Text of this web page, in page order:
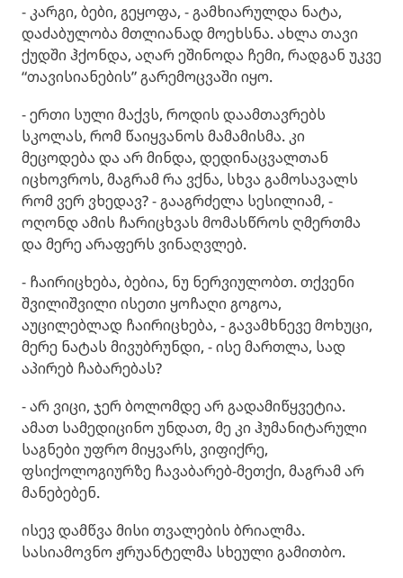
- კარგი, ბები, გეყოფა, - გამხიარულდა ნატა,
დაძაბულობა მთლიანად მოეხსნა. ახლა თავი
ქუდში ჰქონდა, აღარ ეშინოდა ჩემი, რადგან უკვე
“თავისიანების” გარემოცვაში იყო.
- ერთი სული მაქვს, როდის დაამთავრებს
სკოლას, რომ წაიყვანოს მამამისმა. კი
მეცოდება და არ მინდა, დედინაცვალთან
იცხოვროს, მაგრამ რა ვქნა, სხვა გამოსავალს
რომ ვერ ვხედავ? - გააგრძელა სესილიამ, -
ოღონდ ამის ჩარიცხვას მომასწროს ღმერთმა
და მერე არაფერს ვინაღვლებ.
- ჩაირიცხება, ბებია, ნუ ნერვიულობთ. თქვენი
შვილიშვილი ისეთი ყოჩაღი გოგოა,
აუცილებლად ჩაირიცხება, - გავამხნევე მოხუცი,
მერე ნატას მივუბრუნდი, - ისე მართლა, სად
აპირებ ჩაბარებას?
- არ ვიცი, ჯერ ბოლომდე არ გადამიწყვეტია.
ამათ სამედიცინო უნდათ, მე კი ჰუმანიტარული
საგნები უფრო მიყვარს, ვიფიქრე,
ფსიქოლოგიურზე ჩავაბარებ-მეთქი, მაგრამ არ
მანებებენ.
ისევ დამწვა მისი თვალების ბრიალმა.
სასიამოვნო ჟრუანტელმა სხეული გამითბო.